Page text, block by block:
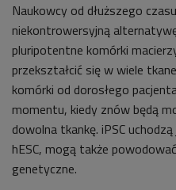
Naukowcy od dłuższego
niekontrowersyjną
pluripotentne komórki
przekształcić się w wiele
komórki od dorosłego
momentu, kiedy znów będą
dowolna tkankę. iPSC
hESC, mogą także
genetyczne.